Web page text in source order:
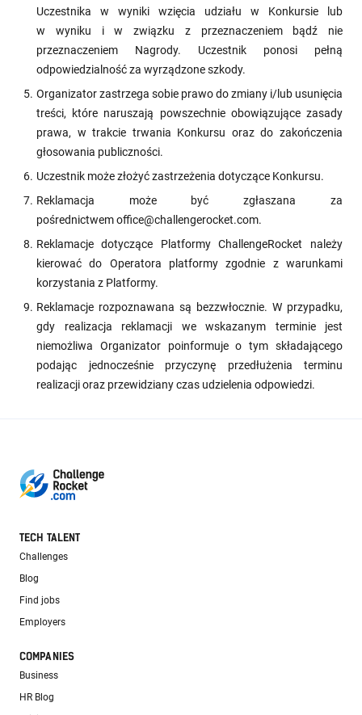
Uczestnika w wyniki wzięcia udziału w Konkursie lub
w wyniku i w związku z przeznaczeniem bądź nie
przeznaczeniem Nagrody. Uczestnik ponosi pełną
odpowiedzialność za wyrządzone szkody.
Organizator zastrzega sobie prawo do zmiany i/lub usunięcia
treści, które naruszają powszechnie obowiązujące zasady
prawa, w trakcie trwania Konkursu oraz do zakończenia
głosowania publiczności.
Uczestnik może złożyć zastrzeżenia dotyczące Konkursu.
Reklamacja może być zgłaszana za
pośrednictwem office@challengerocket.com.
Reklamacje dotyczące Platformy ChallengeRocket należy
kierować do Operatora platformy zgodnie z warunkami
korzystania z Platformy.
Reklamacje rozpoznawana są bezzwłocznie. W przypadku,
gdy realizacja reklamacji we wskazanym terminie jest
niemożliwa Organizator poinformuje o tym składającego
podając jednocześnie przyczynę przedłużenia terminu
realizacji oraz przewidziany czas udzielenia odpowiedzi.
TECH TALENT
Challenges
Blog
Find jobs
Employers
COMPANIES
Business
HR Blog